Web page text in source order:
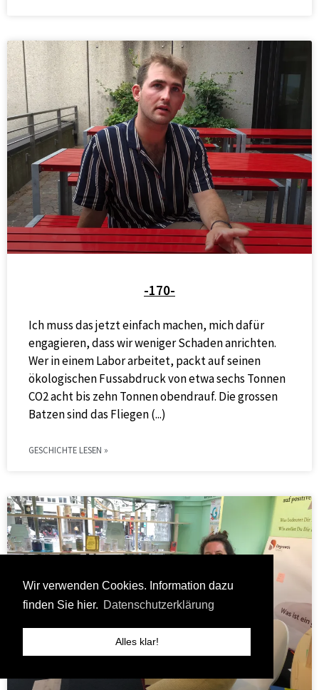
Wir verwenden Cookies. Information dazu
finden Sie hier. Datenschutzerklärung
Alles klar!
-170-
Ich muss das jetzt einfach machen, mich dafür
engagieren, dass wir weniger Schaden anrichten.
Wer in einem Labor arbeitet, packt auf seinen
ökologischen Fussabdruck von etwa sechs Tonnen
CO2 acht bis zehn Tonnen obendrauf. Die grossen
Batzen sind das Fliegen
GESCHICHTE LESEN »